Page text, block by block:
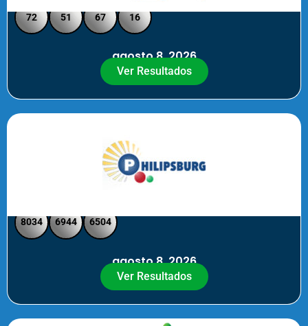
72 51 67 16
agosto 8, 2026
Ver Resultados
8034 6944 6504
agosto 8, 2026
Ver Resultados